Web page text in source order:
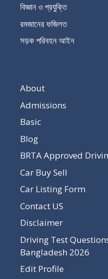
বিজ্ঞান ও প্রযুক্তি
রমজানের ফজিলত
সড়ক পরিবহন আইন
About
Admissions
Basic
Blog
BRTA Approved
Car Buy Sell
Car Listing Form
Contact US
Disclaimer
Driving Test
Bangladesh 2026
Edit Profile